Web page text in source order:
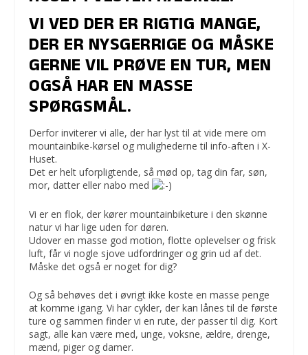
VI VED DER ER RIGTIG MANGE,
DER ER NYSGERRIGE OG MÅSKE
GERNE VIL PRØVE EN TUR, MEN
OGSÅ HAR EN MASSE
SPØRGSMÅL.
Derfor inviterer vi alle, der har lyst til at vide mere om
mountainbike-kørsel og mulighederne til info-aften i X-
Huset.
Det er helt uforpligtende, så mød op, tag din far, søn,
mor, datter eller nabo med
Vi er en flok, der kører mountainbiketure i den skønne
natur vi har lige uden for døren.
Udover en masse god motion, flotte oplevelser og frisk
luft, får vi nogle sjove udfordringer og grin ud af det.
Måske det også er noget for dig?
Og så behøves det i øvrigt ikke koste en masse penge
at komme igang. Vi har cykler, der kan lånes til de første
ture og sammen finder vi en rute, der passer til dig. Kort
sagt, alle kan være med, unge, voksne, ældre, drenge,
mænd, piger og damer.